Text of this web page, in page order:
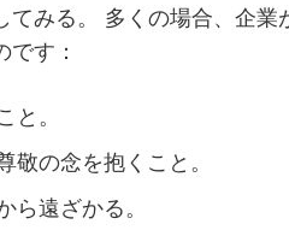
てみる。 多くの場合、企
す：
と。
敬の念を抱くこと。
ら遠ざかる。